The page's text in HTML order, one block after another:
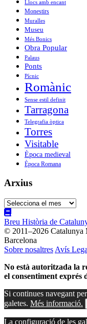
Llocs amb encant
Monestirs
Muralles
Museu
Més Bonics
Obra Popular
Palaus
Ponts
Pícnic
Romànic
Sense estil definit
Tarragona
Telegrafia òptica
Torres
Visitable
Època medieval
Època Romana
Arxius
Arxius
Breu Història de
© 2011–2026 Catalunya
Barcelona
Sobre nosaltres Avís
No està autoritzada la
el consentiment exprés
Si continues navegant
galetes. Més informació.
La configuració de les